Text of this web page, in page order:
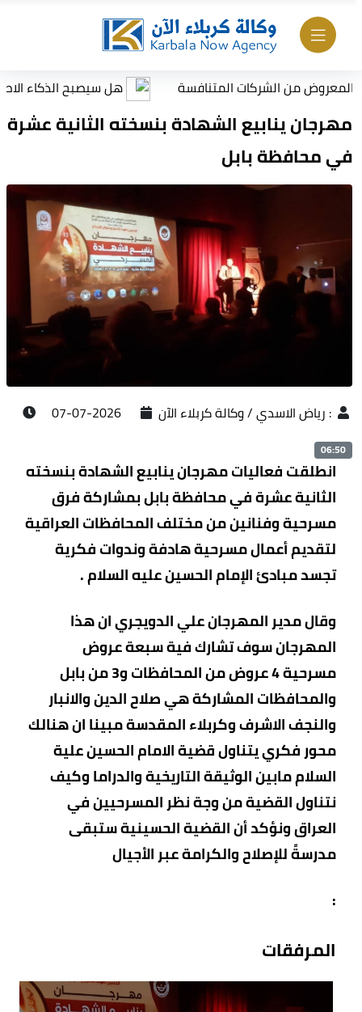
من الشركات المتنافسة هل سيصبح الذكاء
مهرجان ينابيع الشهادة بنسخته الثانية عشرة
في محافظة بابل
رياض الاسدي / وكالة كربلاء الآن 2026-07-07
06:50
انطلقت فعاليات مهرجان ينابيع الشهادة بنسخته
الثانية عشرة في محافظة بابل بمشاركة فرق
مسرحية وفنانين من مختلف المحافظات العراقية
لتقديم أعمال مسرحية هادفة وندوات فكرية
تجسد مبادئ الإمام الحسين عليه السلام .
وقال مدير المهرجان علي الدويجري ان هذا
المهرجان سوف تشارك فية سبعة عروض
مسرحية 4 عروض من المحافظات و3 من بابل
والمحافظات المشاركة هي صلاح الدين والانبار
والنجف الاشرف وكربلاء المقدسة مبينا ان هنالك
محور فكري يتناول قضية الامام الحسين علية
السلام مابين الوثيقة التاريخية والدراما وكيف
نتناول القضية من وجة نظر المسرحيين في
العراق ونؤكد أن القضية الحسينية ستبقى
مدرسةً للإصلاح والكرامة عبر الأجيال
:
المرفقات